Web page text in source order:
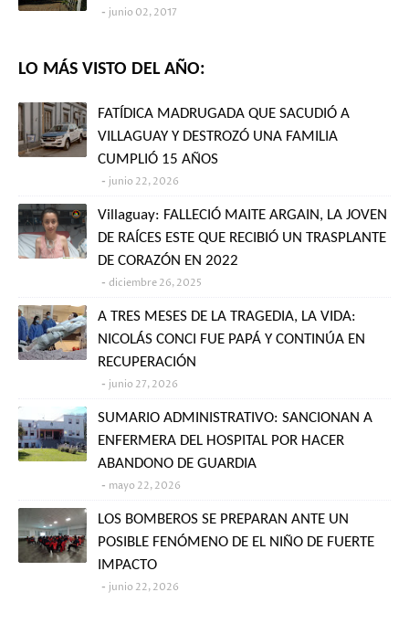
junio 02, 2017
LO MÁS VISTO DEL AÑO:
FATÍDICA MADRUGADA QUE SACUDIÓ A
VILLAGUAY Y DESTROZÓ UNA FAMILIA
CUMPLIÓ 15 AÑOS
junio 22, 2026
Villaguay: FALLECIÓ MAITE ARGAIN, LA JOVEN
DE RAÍCES ESTE QUE RECIBIÓ UN TRASPLANTE
DE CORAZÓN EN 2022
diciembre 26, 2025
A TRES MESES DE LA TRAGEDIA, LA VIDA:
NICOLÁS CONCI FUE PAPÁ Y CONTINÚA EN
RECUPERACIÓN
junio 27, 2026
SUMARIO ADMINISTRATIVO: SANCIONAN A
ENFERMERA DEL HOSPITAL POR HACER
ABANDONO DE GUARDIA
mayo 22, 2026
LOS BOMBEROS SE PREPARAN ANTE UN
POSIBLE FENÓMENO DE EL NIÑO DE FUERTE
IMPACTO
junio 22, 2026